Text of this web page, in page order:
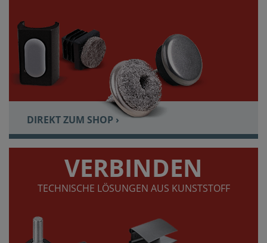
DIREKT ZUM SHOP ›
VERBINDEN
TECHNISCHE LÖSUNGEN AUS KUNSTSTOFF